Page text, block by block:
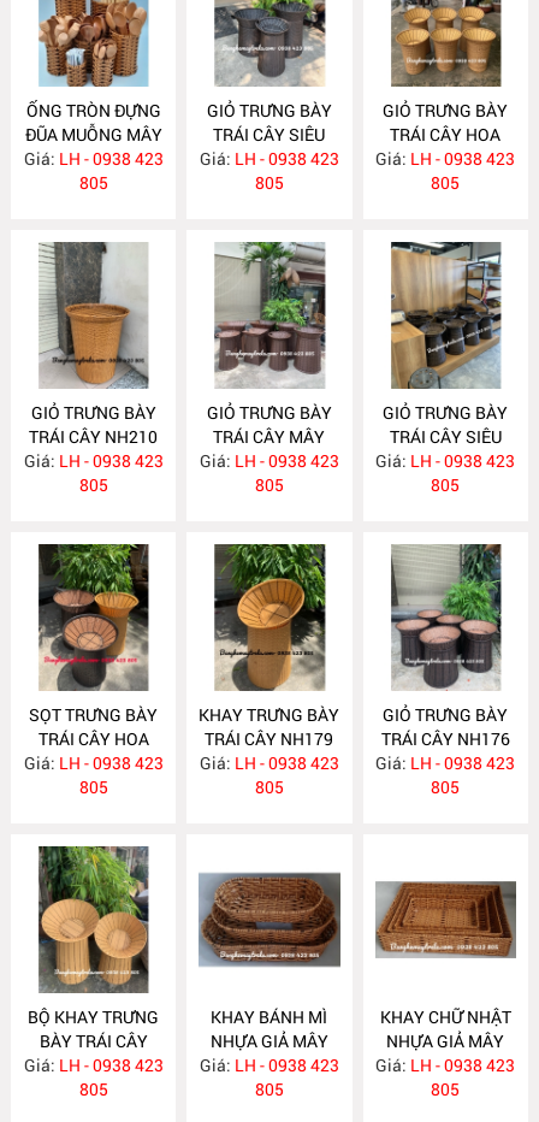
ỐNG TRÒN ĐỰNG
ĐŨA MUỖNG MÂY
NHỰA NH318
Giá: LH - 0938 423
805
GIỎ TRƯNG BÀY
TRÁI CÂY SIÊU
THỊ NH241
Giá: LH - 0938 423
805
GIỎ TRƯNG BÀY
TRÁI CÂY HOA
QUẢ CHO SIÊU
THỊ- CỬA HÀNG
Giá: LH - 0938 423
805
GIỎ TRƯNG BÀY
TRÁI CÂY NH210
Giá: LH - 0938 423
805
GIỎ TRƯNG BÀY
TRÁI CÂY MÂY
NHỰA NH187
Giá: LH - 0938 423
805
GIỎ TRƯNG BÀY
TRÁI CÂY SIÊU
THỊ- CỬA HÀNG
NH181
Giá: LH - 0938 423
805
SỌT TRƯNG BÀY
TRÁI CÂY HOA
QUẢ NH180
Giá: LH - 0938 423
805
KHAY TRƯNG BÀY
TRÁI CÂY NH179
Giá: LH - 0938 423
805
GIỎ TRƯNG BÀY
TRÁI CÂY NH176
Giá: LH - 0938 423
805
BỘ KHAY TRƯNG
BÀY TRÁI CÂY
CHO SIÊU THỊ-
CỬA HÀNG NH168
Giá: LH - 0938 423
805
KHAY BÁNH MÌ
NHỰA GIẢ MÂY
NH129
Giá: LH - 0938 423
805
KHAY CHỮ NHẬT
NHỰA GIẢ MÂY
NH128
Giá: LH - 0938 423
805